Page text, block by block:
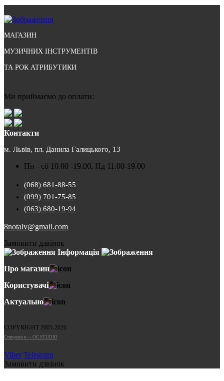
МАГАЗИН
МУЗИЧНИХ ІНСТРУМЕНТІВ
ТА РОК АТРИБУТИКИ
Ми приймаємо до оплати:
Контакти
м. Львів, пл. Данила Галицького, 13
Пн - сб 10.00 -19.00, Нд 11.00-19.00
(068) 681-88-55
(099) 701-75-85
(063) 680-19-94
8notalv@gmail.com
Замовити дзвінок
Інформація
Про магазин
Користувачі
Актуально
COPYRIGHT 2005-2026
Cтворено в — OC STUDIO
Viber Telegram
Замовити дзвінок